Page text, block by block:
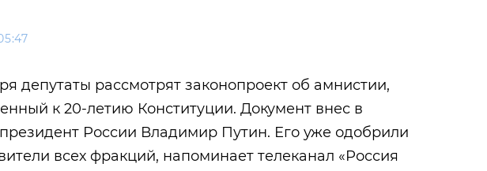
депутаты рассмотрят законопроект об амнистии,
к 20-летию Конституции. Документ внес в
президент России Владимир Путин. Его уже одобрили
всех фракций, напоминает телеканал «Россия